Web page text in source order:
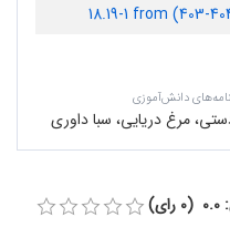
18.19-1 from (403-
دانش‌آموزی
مرغ دریایی، سبا داوری